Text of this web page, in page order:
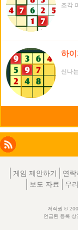
조각
하
신나
Facebook
Instagram
X
LinkedIn
RSS
게임 제안하기 연락
보도 자료
우
저작권 ©
언급된 등록